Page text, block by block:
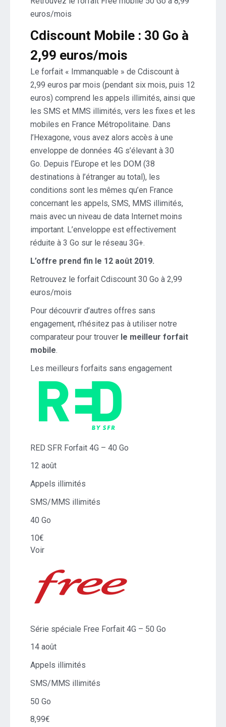
euros/mois
Cdiscount Mobile : 30 Go à
2,99 euros/mois
Le forfait « Immanquable » de Cdiscount à
2,99 euros par mois (pendant six mois, puis 12
euros) comprend les appels illimités, ainsi que
les SMS et MMS illimités, vers les fixes et les
mobiles en France Métropolitaine. Dans
l’Hexagone, vous avez alors accès à une
enveloppe de données 4G s’élevant à 30
Go. Depuis l’Europe et les DOM (38
destinations à l’étranger au total), les
conditions sont les mêmes qu’en France
concernant les appels, SMS, MMS illimités,
mais avec un niveau de data Internet moins
important. L’enveloppe est effectivement
réduite à 3 Go sur le réseau 3G+.
L’offre prend fin le 12 août 2019.
Retrouvez le forfait Cdiscount 30 Go à 2,99
euros/mois
Pour découvrir d’autres offres sans
engagement, n’hésitez pas à utiliser notre
comparateur pour trouver le meilleur forfait
mobile.
Les meilleurs forfaits sans engagement
RED SFR Forfait 4G – 40 Go
12 août
Appels illimités
SMS/MMS illimités
40 Go
10€
Voir
Série spéciale Free Forfait 4G – 50 Go
14 août
Appels illimités
SMS/MMS illimités
50 Go
8,99€